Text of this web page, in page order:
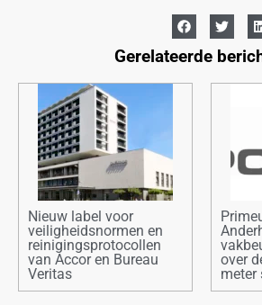
Gerelateerde
Nieuw label voor
veiligheidsnormen en
reinigingsprotocollen
van Accor en Bureau
Veritas
over
meter